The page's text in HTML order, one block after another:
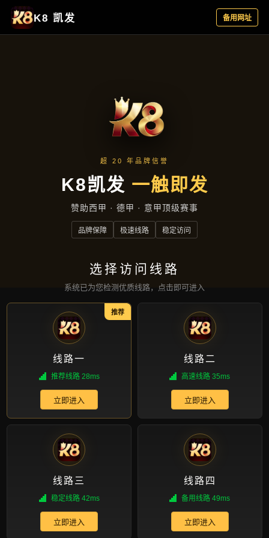
行业资讯
首页 行业资讯